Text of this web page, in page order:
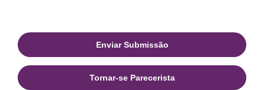
Enviar Submissão
Tornar-se Parecerista